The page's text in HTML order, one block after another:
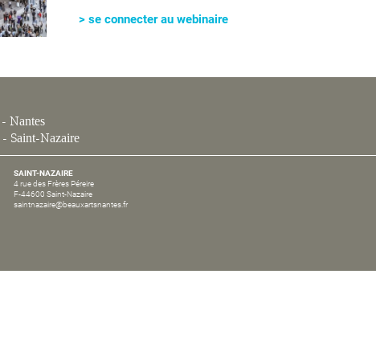
> se connecter au webinaire
- Nantes
- Saint-Nazaire
SAINT-NAZAIRE
4 rue des Frères Péreire
F-44600 Saint-Nazaire
saintnazaire@beauxartsnantes.fr